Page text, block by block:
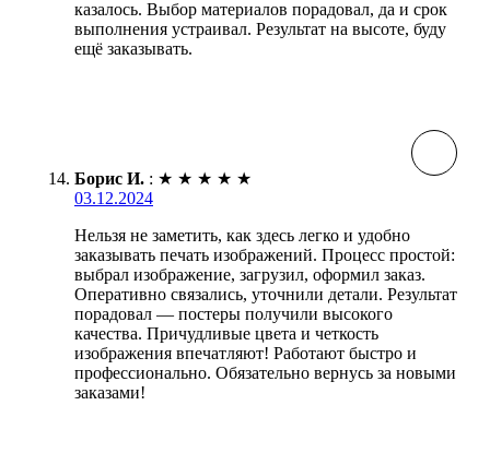
казалось. Выбор материалов порадовал, да и срок
выполнения устраивал. Результат на высоте, буду
ещё заказывать.
Борис И. : ★ ★ ★ ★ ★
03.12.2024
Нельзя не заметить, как здесь легко и удобно
заказывать печать изображений. Процесс простой:
выбрал изображение, загрузил, оформил заказ.
Оперативно связались, уточнили детали. Результат
порадовал — постеры получили высокого
качества. Причудливые цвета и четкость
изображения впечатляют! Работают быстро и
профессионально. Обязательно вернусь за новыми
заказами!